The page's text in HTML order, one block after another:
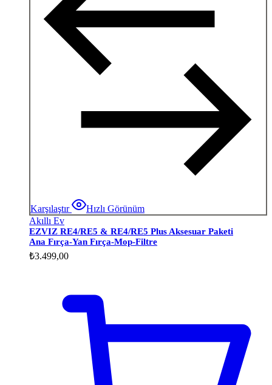
Karşılaştır
Hızlı Görünüm
Akıllı Ev
EZVIZ RE4/RE5 & RE4/RE5 Plus Aksesuar Paketi
Ana Fırça-Yan Fırça-Mop-Filtre
₺3.499,00